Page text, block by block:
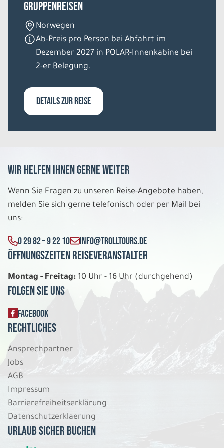
5 Tage
Di. 03.11. - Sa. 07.11.2026
Polarlicht in Tromsö
Einzelzimmer Standard DU/WC 3* Hotel
REISE VERBINDLICH ANFRAGEN
Mi. 04.11. - So. 08.11.2026
Polarlicht in Tromsö
P.P. AB
5 Tage
Einzelzimmer Standard DU/WC 3* Hotel
REISE VERBINDLICH ANFRAGEN
Gruppenreisen
Norwegen
Ab-Preis pro Person bei Abfahrt im
Dezember 2027 in POLAR-Innenkabine bei
2-er Belegung.
DETAILS ZUR REISE
Wir helfen Ihnen gerne weiter
Wenn Sie Fragen zu unseren Reise-Angebote haben,
melden Sie sich gerne telefonisch oder per Mail bei
uns:
0 29 82 – 9 22 10 INFO@TROLLTOURS.DE
Öffnungszeiten Reiseveranstalter
Montag - Freitag: 10 Uhr - 16 Uhr (durchgehend)
Folgen Sie uns
FACEBOOK
Rechtliches
Ansprechpartner
Jobs
AGB
Impressum
Barrierefreiheitserklärung
Datenschutzerklaerung
Urlaub sicher buchen